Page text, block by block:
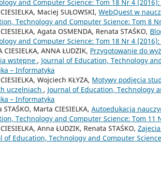
and Computer Science: Tom 18 Nr 4
Maciej SUŁOWSKI, WebQuest w
Technology and Computer Science: Tom 8
Agata OSMENDA, Renata STAŚKO,
and Computer Science: Tom 18 Nr 4
CIESIELKA, ANNA ŁUDZIK, Przygotowanie do
wstępne , Journal of Education, Technology
– Informatyka
Wojciech KŁYZA, Motywy podjęcia
uczelniach , Journal of Education, Technology
– Informatyka
STAŚKO, Marta CIESIELKA, Autoedukacja
Technology and Computer Science: Tom 11
Anna ŁUDZIK, Renata STAŚKO,
of Education, Technology and Computer